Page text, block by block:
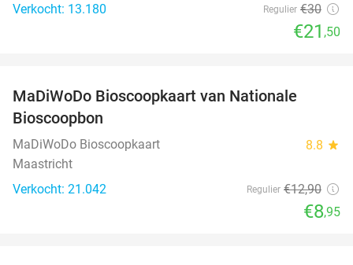
Verkocht: 13.180
Regulier €30
€21 ,50
MaDiWoDo Bioscoopkaart van Nationale
Bioscoopbon
MaDiWoDo Bioscoopkaart 8.8 star
Maastricht
Verkocht: 21.042
Regulier €12,90
€8,95